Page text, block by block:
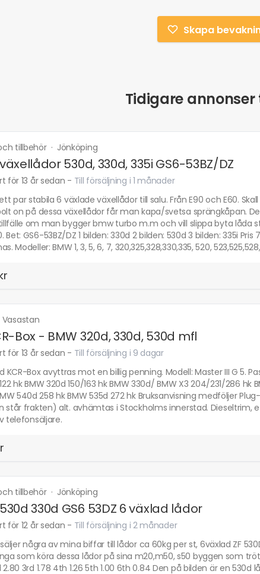
Skapa
Tidigare
tillbehör · Jönköping
530d, 330d, 335i GS6-53BZ/DZ
för 13 år sedan - Till försäljning i 1 månader
par stabila 6 växlade växellådor till salu. Från E90 och E60.
on på dessa växellådor får man kapa/svetsa sprängkåpan.
om man bygger bmw turbo m.m och vill slippa byta låda
Bet: GS6-53BZ/DZ 1 bilden: 330d 2 bilden: 530d 3 bilden: 335i
Modeller: BMW 1, 3, 5, 6, 7, 320,325,328,330,335, 520,
Vasastan
Box - BMW 320d, 330d, 530d mfl
för 13 år sedan - Till försäljning i 9 dagar
KCR-Box avyttras mot en billig penning. Modell: Master III G 5.
122 hk BMW 320d 150/163 hk BMW 330d/ BMW X3 204/231/286 hk
540d 258 hk BMW 535d 272 hk Bruksanvisning medföljer
står frakten) alt. avhämtas i Stockholms innerstad. Dieseltrim,
telefonsäljare.
tillbehör · Jönköping
330d GS6 53DZ 6 växlad lådor
för 12 år sedan - Till försäljning i 2 månader
några av mina biffar till lådor ca 60kg per st, 6växlad ZF
som köra dessa lådor på sina m20,m50, s50 byggen som
2.80 3rd 1.78 4th 1.26 5th 1.00 6th 0.84 Den på bilden är en